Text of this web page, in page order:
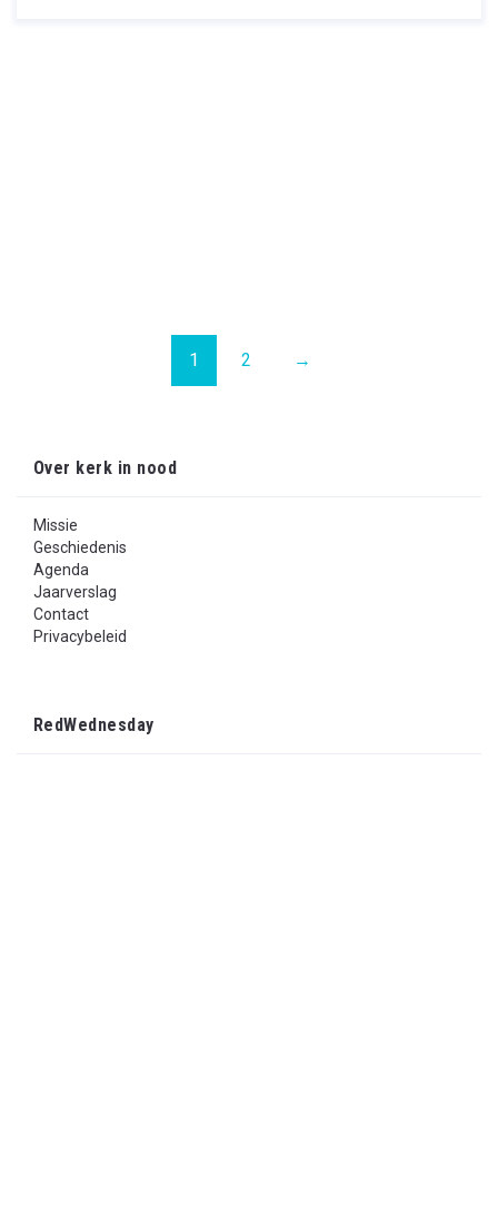
1 2 →
Over kerk in nood
Missie
Geschiedenis
Agenda
Jaarverslag
Contact
Privacybeleid
RedWednesday